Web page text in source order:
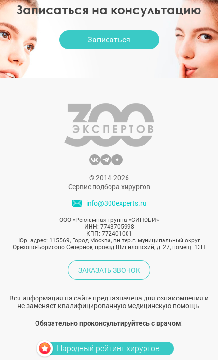
Записаться на консультацию
Записаться
© 2014-2026
Сервис подбора хирургов
info@300experts.ru
ООО «Рекламная группа «СИНОБИ»
ИНН: 7743705998
КПП: 772401001
Юр. адрес: 115569, Город Москва, вн.тер.г. муниципальный округ
Орехово-Борисово Северное, проезд Шипиловский, д. 27, помещ. 13Н
ЗАКАЗАТЬ ЗВОНОК
Вся информация на сайте предназначена для ознакомления и
не заменяет квалифицированную медицинскую помощь.
Обязательно проконсультируйтесь с врачом!
Народный рейтинг хирургов